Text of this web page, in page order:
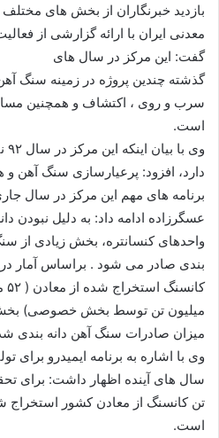
بازدید خبرنگاران از بخش های
معدنی ایران با ارائه گزارشی از
گفت: این مركز در سال های
گذشته چندین پروژه در زمینه سنگ
سرب و روی ، اكتشاف و همچنین
است.
دارد، افزود: پرعیارسازی سنگ آهن و
برنامه های مهم این مركز در سال
عسگرزاده ادامه داد: به دلیل نبودن
واحدهای كنسانتره، بخش زیادی از
میلیون تن توسط بخش خصوصی) بخش
میزان صادرات سنگ آهن دانه بندی شده حدود ۲۰
تن كانسنگ از معادن كشور استخراج
است.